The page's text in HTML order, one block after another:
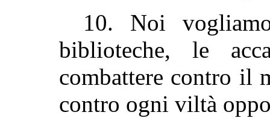
10. Noi
biblioteche, le
combattere contro il
contro ogni viltà